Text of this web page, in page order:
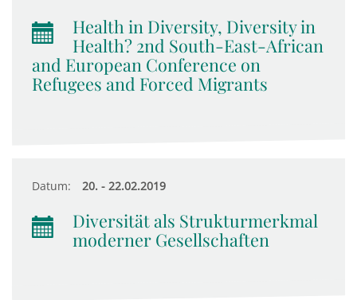
Health in Diversity, Diversity in
Health? 2nd South-East-African
and European Conference on
Refugees and Forced Migrants
Datum: 20. - 22.02.2019
Diversität als Strukturmerkmal
moderner Gesellschaften